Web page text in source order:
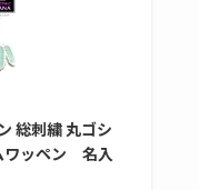
総刺繍 丸ゴシ
ワッペン 名入